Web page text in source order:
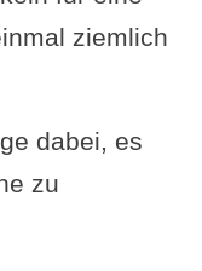
ziemlich
dabei, es
zu